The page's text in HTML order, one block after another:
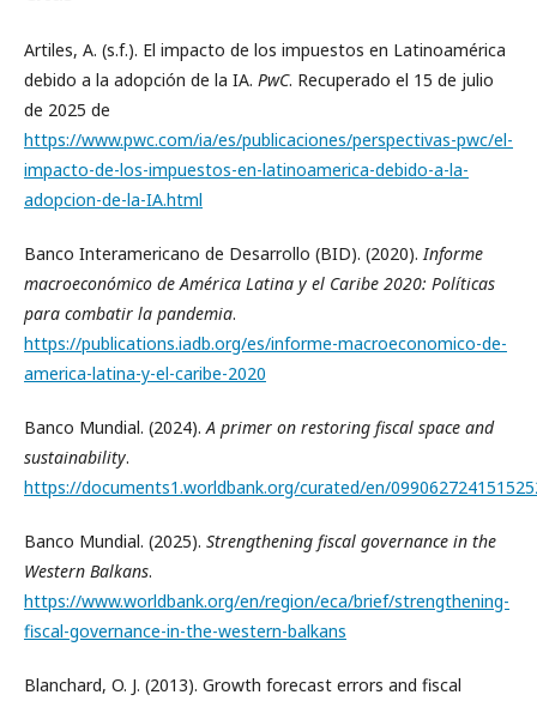
Artiles, A. (s.f.). El impacto de los impuestos en Latinoamérica
debido a la adopción de la IA. PwC. Recuperado el 15 de julio
de 2025 de
https://www.pwc.com/ia/es/publicaciones/perspectivas-pwc/el-
impacto-de-los-impuestos-en-latinoamerica-debido-a-la-
adopcion-de-la-IA.html
Banco Interamericano de Desarrollo (BID). (2020).Informe
macroeconómico de América Latina y el Caribe 2020: Políticas
para combatir la pandemia.
https://publications.iadb.org/es/informe-macroeconomico-de-
america-latina-y-el-caribe-2020
Banco Mundial. (2024).A primer on restoring fiscal space and
sustainability.
https://documents1.worldbank.org/curated/en/
Banco Mundial. (2025). Strengthening fiscal governance in the
Western Balkans.
https://www.worldbank.org/en/region/eca/brief/strengthening-
fiscal-governance-in-the-western-balkans
Blanchard, O. J. (2013). Growth forecast errors and fiscal